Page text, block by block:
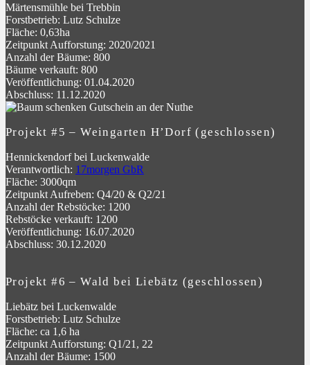
Märtensmühle bei Trebbin
Forstbetrieb: Lutz Schulze
Fläche: 0,63ha
Zeitpunkt Aufforstung: 2020/2021
Anzahl der Bäume: 800
Bäume verkauft: 800
Veröffentlichung: 01.04.2020
Abschluss: 11.12.2020
Projekt #5 – Weingarten H’Dorf (geschlossen)
Hennickendorf bei Luckenwalde
Verantwortlich: 17morgen GbR
Fläche: 3000qm
Zeitpunkt Aufreben: Q4/20 & Q2/21
Anzahl der Rebstöcke: 1200
Rebstöcke verkauft: 1200
Veröffentlichung: 16.07.2020
Abschluss: 30.12.2020
Projekt #6 – Wald bei Liebätz (geschlossen)
Liebätz bei Luckenwalde
Forstbetrieb: Lutz Schulze
Fläche: ca 1,6 ha
Zeitpunkt Aufforstung: Q1/21, 22
Anzahl der Bäume: 1500